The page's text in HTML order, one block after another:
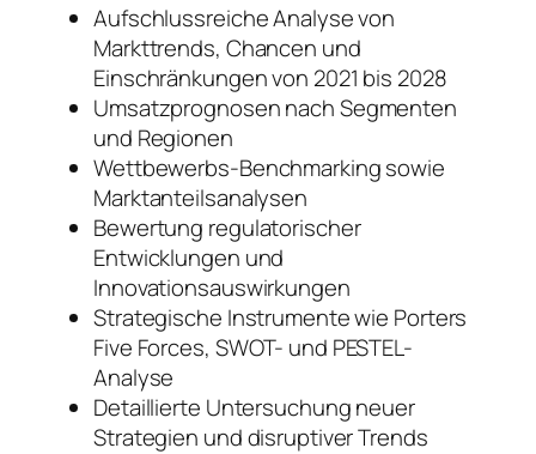
Aufschlussreiche Analyse von
Markttrends, Chancen und
Einschränkungen von 2021 bis 2028
Umsatzprognosen nach Segmenten
und Regionen
Wettbewerbs-Benchmarking sowie
Marktanteilsanalysen
Bewertung regulatorischer
Entwicklungen und
Innovationsauswirkungen
Strategische Instrumente wie Porters
Five Forces, SWOT- und PESTEL-
Analyse
Detaillierte Untersuchung neuer
Strategien und disruptiver Trends